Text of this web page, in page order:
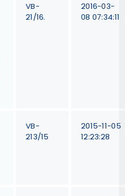
VB-
21/16.
2016-03-
08 07:34:11
VB-
213/15
2015-11-05
12:23:28